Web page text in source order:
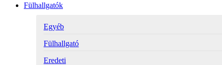
Fülhallgatók
Egyéb
Fülhallgató
Eredeti